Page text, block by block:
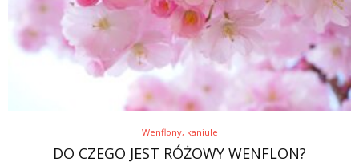
Wenflony, kaniule
DO CZEGO JEST RÓŻOWY WENFLON?